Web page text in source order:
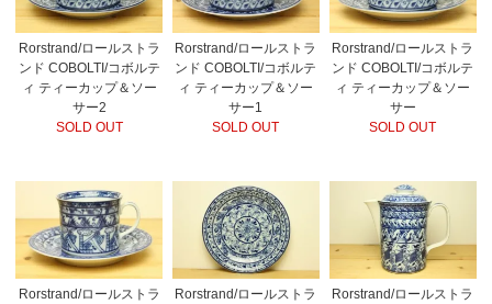
Rorstrand/ロールストラ
ンド COBOLTI/コボルテ
ィ ティーカップ＆ソー
サー2
SOLD OUT
Rorstrand/ロールストラ
ンド COBOLTI/コボルテ
ィ ティーカップ＆ソー
サー1
SOLD OUT
Rorstrand/ロールストラ
ンド COBOLTI/コボルテ
ィ ティーカップ＆ソー
サー
SOLD OUT
Rorstrand/ロールストラ
Rorstrand/ロールストラ
Rorstrand/ロールストラ